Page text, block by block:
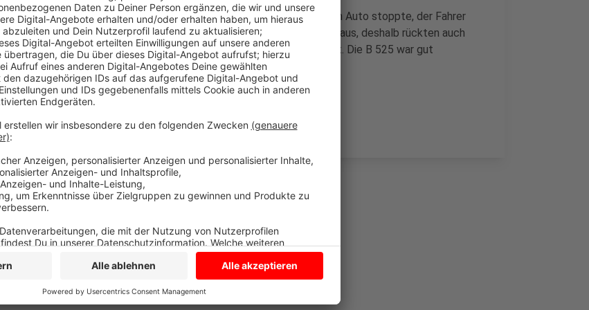
Im Feierabendverkehr war es zu dem Auffahrunfall gekommen. Ein Auto stoppte, der Fahrer
dahinter reagierte zu langsam und fuhr auf. Es sah zunächst wüst aus, deshalb rückten auch
Rettungswagen an. Dann die Entwarnung: Niemand wurde verletzt. Die B 525 war gut
anderthalb Stunden gesperrt.
Anzeige